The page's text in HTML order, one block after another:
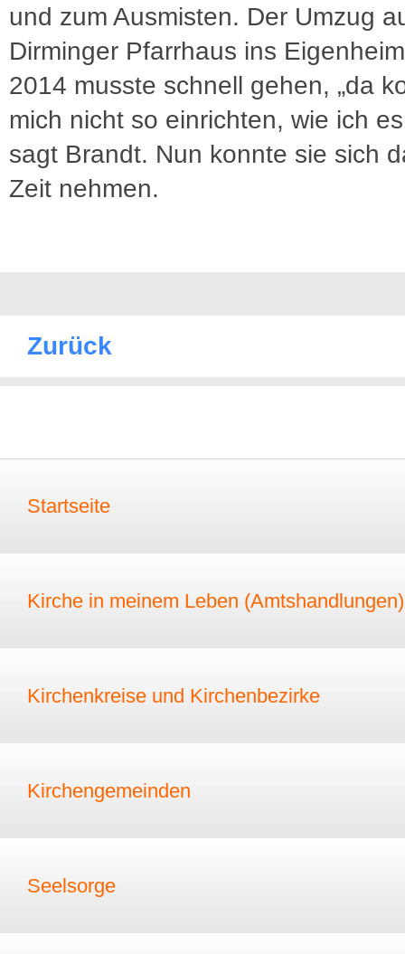
und zum Ausmisten. Der Umzug
Dirminger Pfarrhaus ins
2014 musste schnell gehen, „da
mich nicht so einrichten, wie ich
sagt Brandt. Nun konnte sie sich
Zeit nehmen.
Zurück
Startseite
Kirche in meinem Leben (Amtshandlungen)
Kirchenkreise und Kirchenbezirke
Kirchengemeinden
Seelsorge